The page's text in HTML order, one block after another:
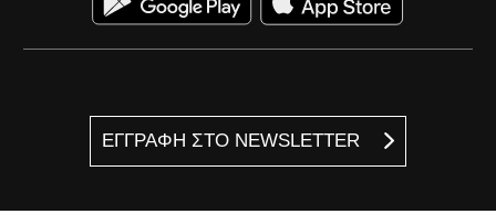
ΕΓΓΡΑΦΗ ΣΤΟ NEWSLETTER